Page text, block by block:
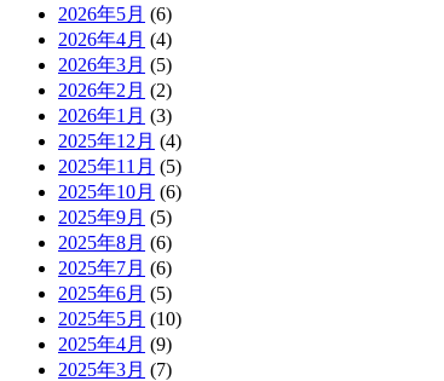
2026年5月 (6)
2026年4月 (4)
2026年3月 (5)
2026年2月 (2)
2026年1月 (3)
2025年12月 (4)
2025年11月 (5)
2025年10月 (6)
2025年9月 (5)
2025年8月 (6)
2025年7月 (6)
2025年6月 (5)
2025年5月 (10)
2025年4月 (9)
2025年3月 (7)